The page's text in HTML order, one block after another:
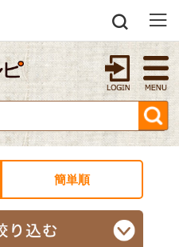
簡単順